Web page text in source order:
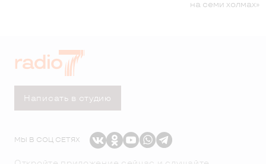
на семи холмах»
Написать в студию
МЫ В СОЦ СЕТЯХ